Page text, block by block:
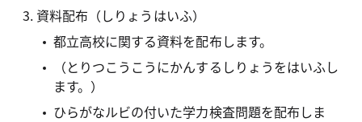
資料配布（しりょうはいふ）
都立高校に関する資料を配布します。
（とりつこうこうにかんするしりょうをはいふし
ます。）
ひらがなルビの付いた学力検査問題を配布しま